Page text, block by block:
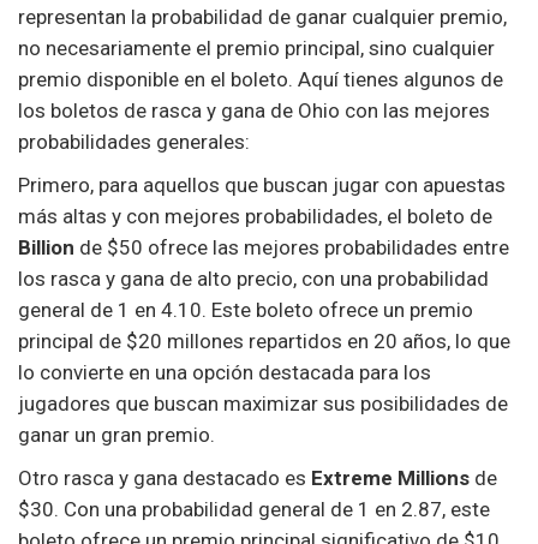
representan la probabilidad de ganar cualquier premio,
no necesariamente el premio principal, sino cualquier
premio disponible en el boleto. Aquí tienes algunos de
los boletos de rasca y gana de Ohio con las mejores
probabilidades generales:
Primero, para aquellos que buscan jugar con apuestas
más altas y con mejores probabilidades, el boleto de
Billion de $50 ofrece las mejores probabilidades entre
los rasca y gana de alto precio, con una probabilidad
general de 1 en 4.10. Este boleto ofrece un premio
principal de $20 millones repartidos en 20 años, lo que
lo convierte en una opción destacada para los
jugadores que buscan maximizar sus posibilidades de
ganar un gran premio.
Otro rasca y gana destacado es Extreme Millions de
$30. Con una probabilidad general de 1 en 2.87, este